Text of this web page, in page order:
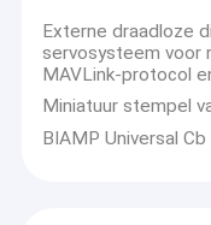
Externe draadloze
servosysteem voor
MAVLink-protocol
Miniatuur stempel
BIAMP Universal